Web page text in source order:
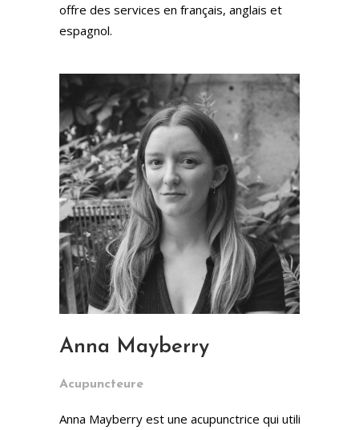
offre des services en français, anglais et
espagnol.
Anna Mayberry
Acupuncteure
Anna Mayberry est une acupunctrice qui utilise